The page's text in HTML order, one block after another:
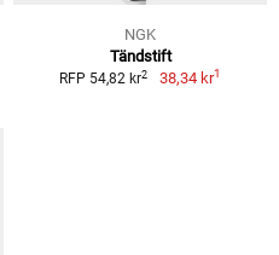
NGK
Tändstift
RFP 54,82 kr2 38,34 kr1